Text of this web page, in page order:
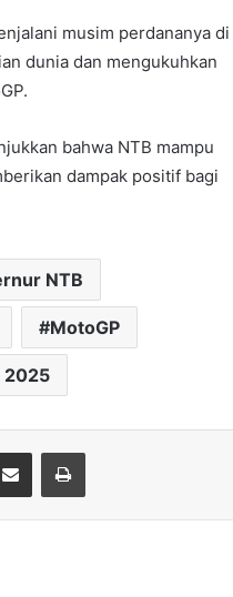
musim perdananya di
dunia dan mengukuhkan
bahwa NTB mampu
dampak positif bagi
NTB
MotoGP
2025
Share via Email